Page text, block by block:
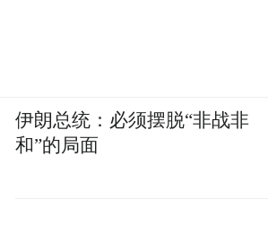
伊朗总统：必须摆脱“非战非
和”的局面